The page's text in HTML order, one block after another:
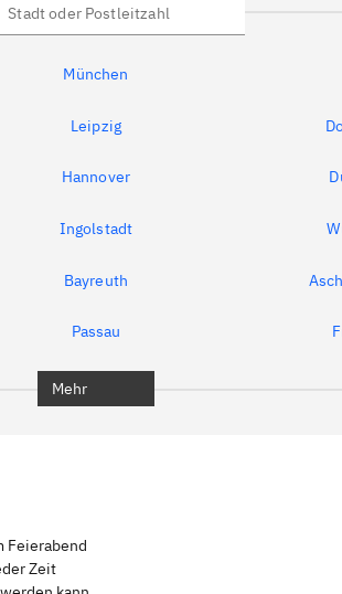
München
Leipzig
Hannover
Ingolstadt
Bayreuth
Passau
Mehr
Feierabend
Zeit